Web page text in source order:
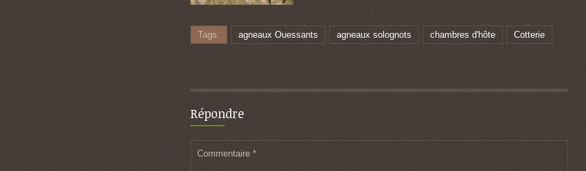
Tags: agneaux Ouessants agneaux solognots chambres d'hôte Cotterie
Répondre
Commentaire *